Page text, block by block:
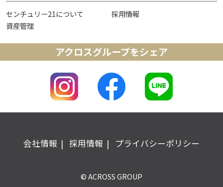
センチュリー21について
採用情報
資産管理
アクロスグループをシェア
会社情報 採用情報 プライバシーポリシー
© ACROSS GROUP